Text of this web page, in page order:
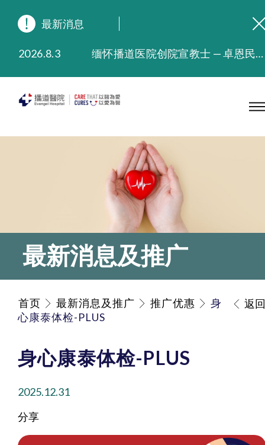
最新消息
2026.8.3
缅怀播道医院创院宣教士 — 卓恩民医生香港追思会
2025.9.23
本院在暴雨或台风警告信号 (包括黑色暴雨及8号或以上热带气旋警告信号) 下，仍会维持有限度服务。如有查询，可致电2711 5222。
2025.7.21
播道医院手机App已推出查阅病歷记录及求诊资料功能，请即下载
最新消息及推广
首页 最新消息及推广 推广优惠
身
心康泰体检-PLUS
返回
身心康泰体检-PLUS
2025.12.31
分享